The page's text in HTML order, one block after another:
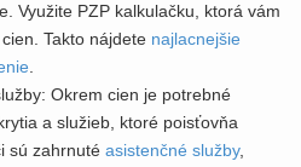
Využite PZP kalkulačku, ktorá vám
Takto nájdete najlacnejšie
Okrem cien je potrebné
a služieb, ktoré poisťovňa
sú zahrnuté asistenčné služby,